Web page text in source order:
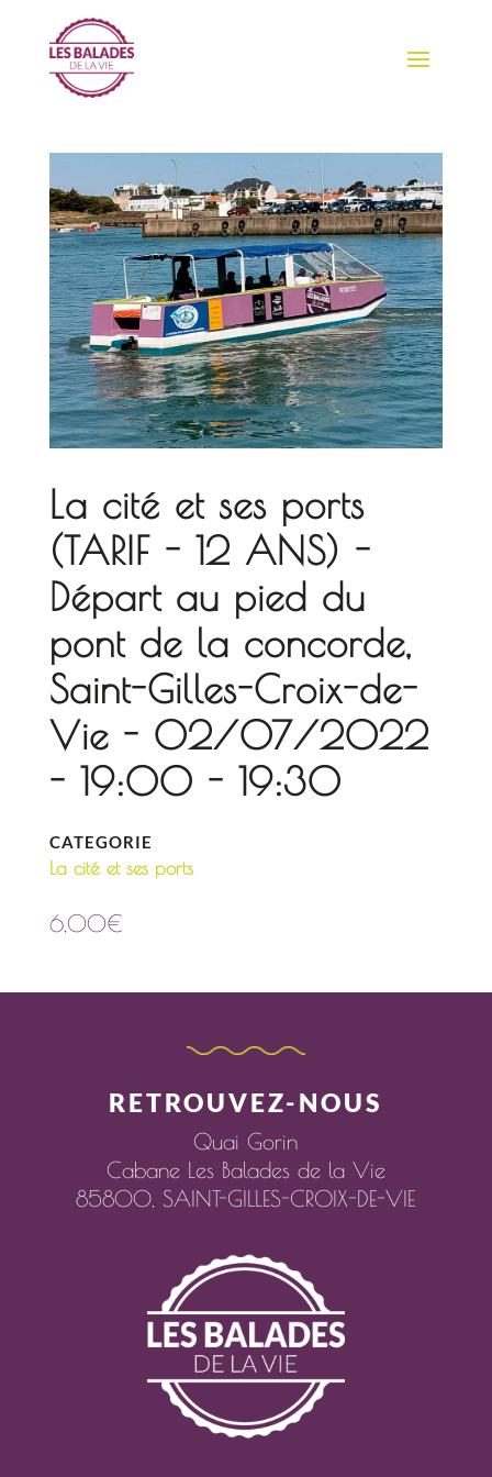
La cité et ses ports
(TARIF - 12 ANS) -
Départ au pied du
pont de la concorde,
Saint-Gilles-Croix-de-
Vie - 02/07/2022
- 19:00 - 19:30
CATEGORIE
La cité et ses ports
6,00€
RETROUVEZ-NOUS
Quai Gorin
Cabane Les Balades de la Vie
85800,SAINT-GILLES-CROIX-DE-VIE